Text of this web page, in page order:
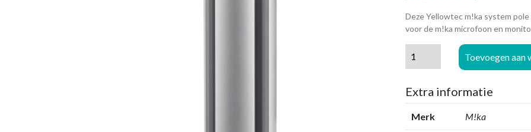
Deze Yellowtec m!ka system
voor de m!ka microfoon en
pole
XS,
aluminium
Toevoegen aan
Extra informatie
Merk M!ka